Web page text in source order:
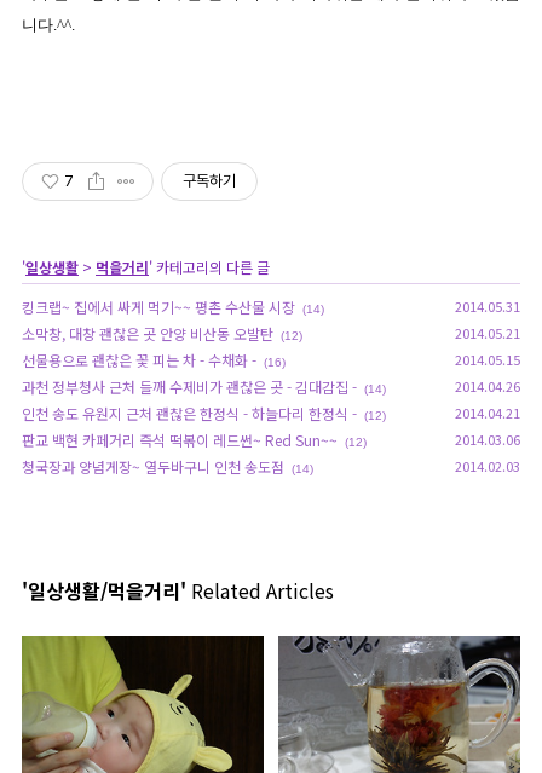
니다.^^.
7 구독하기
'일상생활 > 먹을거리' 카테고리의 다른 글
킹크랩~ 집에서 싸게 먹기~~ 평촌 수산물 시장 (14) 2014.05.31
소막창, 대창 괜찮은 곳 안양 비산동 오발탄 (12) 2014.05.21
선물용으로 괜찮은 꽃 피는 차 - 수채화 - (16) 2014.05.15
과천 정부청사 근처 들깨 수제비가 괜찮은 곳 - 김대감집 - (14) 2014.04.26
인천 송도 유원지 근처 괜찮은 한정식 - 하늘다리 한정식 - (12) 2014.04.21
판교 백현 카페거리 즉석 떡볶이 레드썬~ Red Sun~~ (12) 2014.03.06
청국장과 양념게장~ 열두바구니 인천 송도점 (14) 2014.02.03
'일상생활/먹을거리' Related Articles